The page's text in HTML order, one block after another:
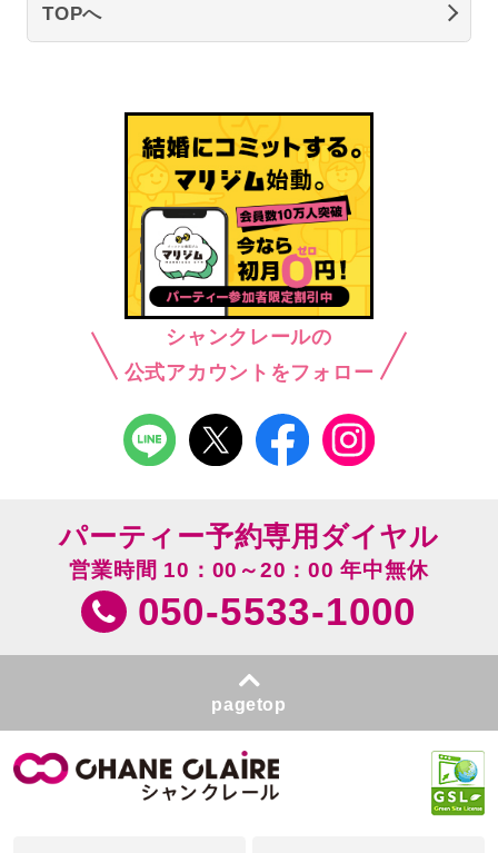
TOPへ
シャンクレールの
公式アカウントをフォロー
パーティー予約専用ダイヤル
営業時間 10：00～20：00 年中無休
050-5533-1000
pagetop